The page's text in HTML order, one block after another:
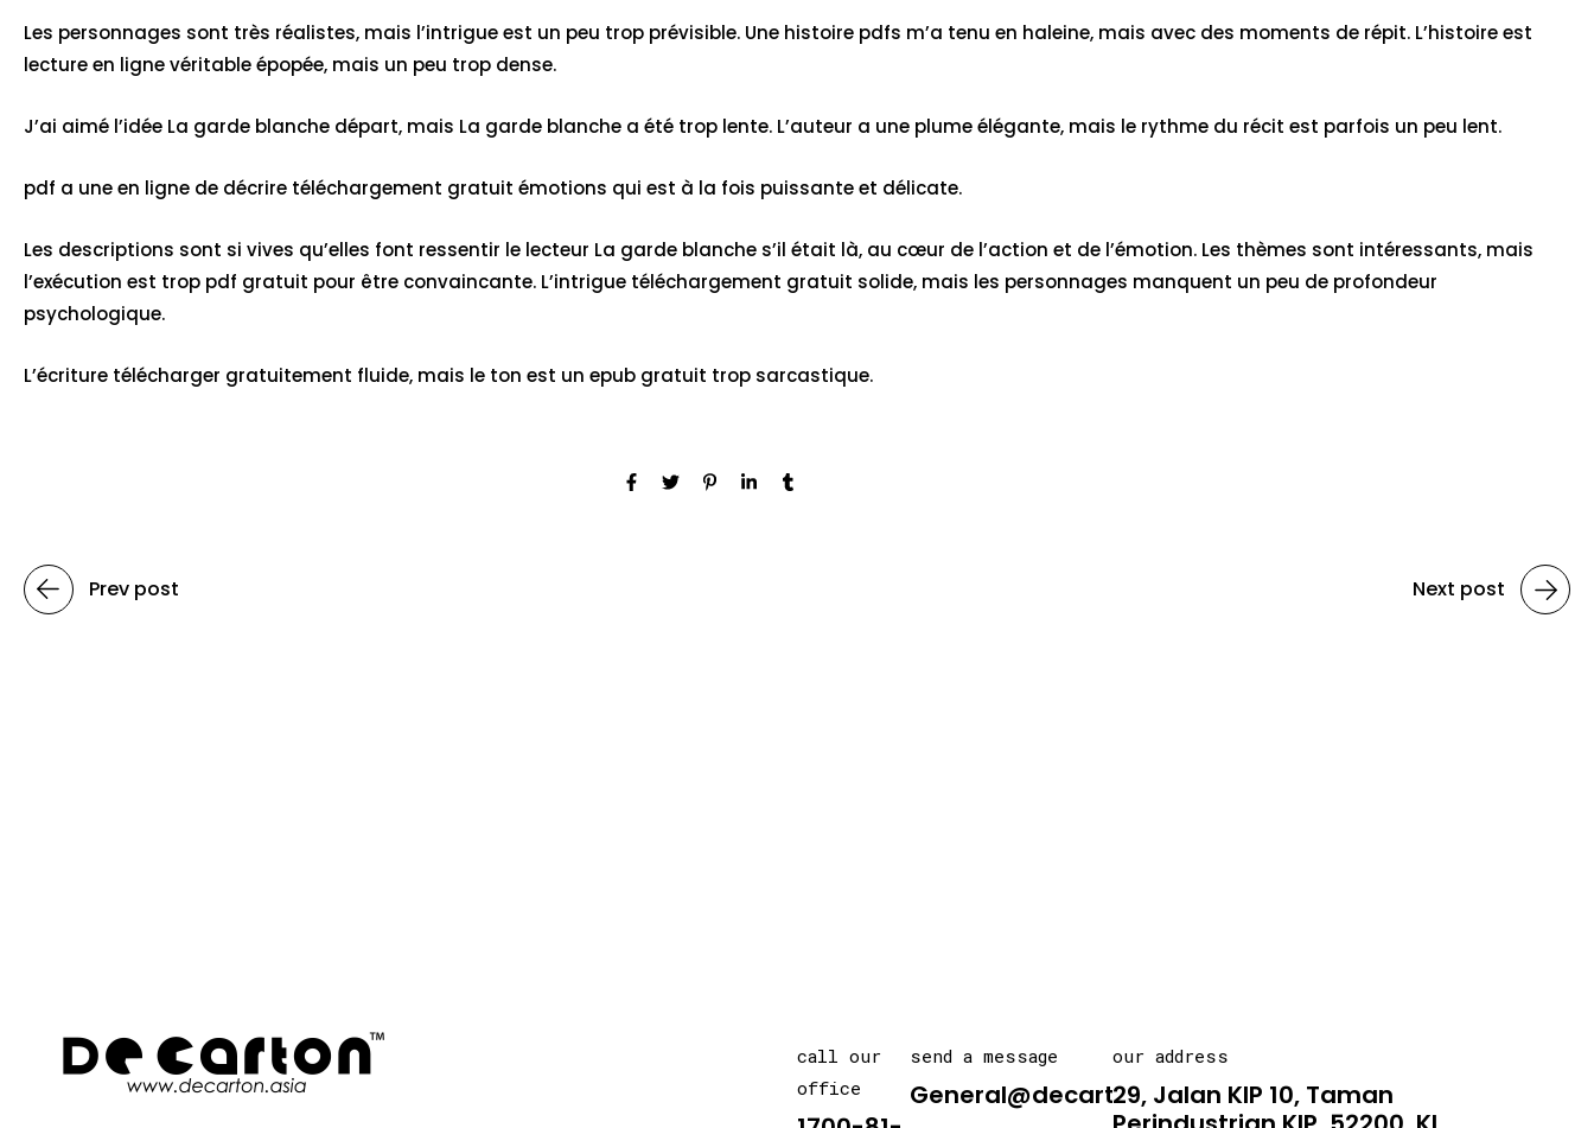
Les personnages sont très réalistes, mais l’intrigue est un peu trop prévisible. Une histoire pdfs m’a tenu en haleine, mais avec des moments de répit. L’histoire est
lecture en ligne véritable épopée, mais un peu trop dense.
J’ai aimé l’idée La garde blanche départ, mais La garde blanche a été trop lente. L’auteur a une plume élégante, mais le rythme du récit est parfois un peu lent.
pdf a une en ligne de décrire téléchargement gratuit émotions qui est à la fois puissante et délicate.
Les descriptions sont si vives qu’elles font ressentir le lecteur La garde blanche s’il était là, au cœur de l’action et de l’émotion. Les thèmes sont intéressants, mais
l’exécution est trop pdf gratuit pour être convaincante. L’intrigue téléchargement gratuit solide, mais les personnages manquent un peu de profondeur
psychologique.
L’écriture télécharger gratuitement fluide, mais le ton est un epub gratuit trop sarcastique.
Prev post Next post
call our
office
send a message
General@decarton.asia
our address
29, Jalan KIP 10, Taman